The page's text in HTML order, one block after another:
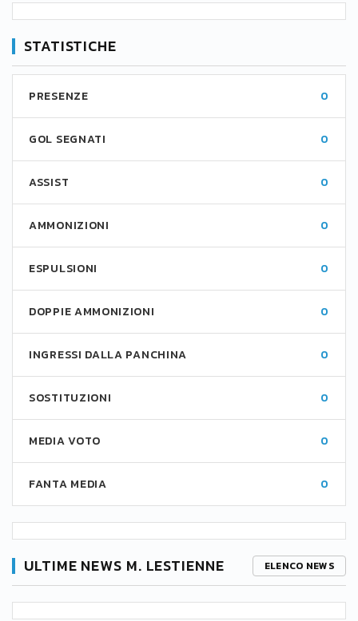
STATISTICHE
PRESENZE 0
GOL SEGNATI 0
ASSIST 0
AMMONIZIONI 0
ESPULSIONI 0
DOPPIE AMMONIZIONI 0
INGRESSI DALLA PANCHINA 0
SOSTITUZIONI 0
MEDIA VOTO 0
FANTA MEDIA 0
ULTIME NEWS M. LESTIENNE ELENCO NEWS